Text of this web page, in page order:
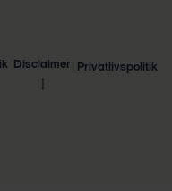
Disclaimer Privatlivspolitik